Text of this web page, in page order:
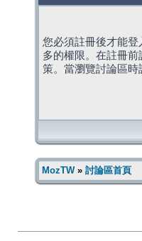
您必須註冊後才能
多的權限。在註冊
策。當瀏覽討論區時
MozTW» 討論區首頁